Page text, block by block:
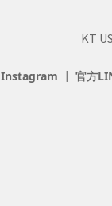
KT
Instagram ┃ 官方